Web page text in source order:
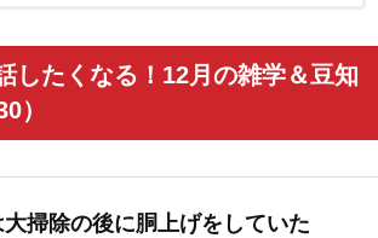
したくなる！12月の雑学＆豆知
）
掃除の後に胴上げをしていた